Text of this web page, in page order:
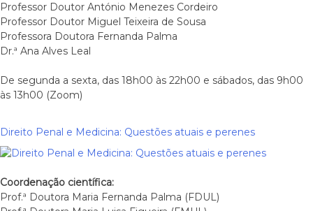
Professor Doutor António Menezes Cordeiro
Professor Doutor Miguel Teixeira de Sousa
Professora Doutora Fernanda Palma
Dr.ª Ana Alves Leal
De segunda a sexta, das 18h00 às 22h00 e sábados, das 9h00
às 13h00 (Zoom)
Direito Penal e Medicina: Questões atuais e perenes
Coordenação científica:
Prof.ª Doutora Maria Fernanda Palma (FDUL)